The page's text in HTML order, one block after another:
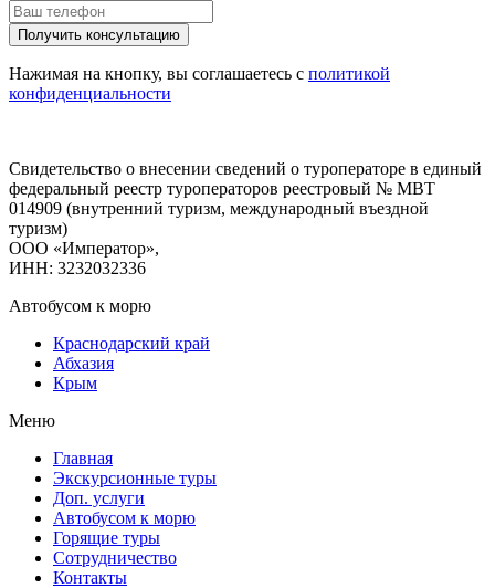
Нажимая на кнопку, вы соглашаетесь с политикой
конфиденциальности
Свидетельство о внесении сведений о туроператоре в единый
федеральный реестр туроператоров реестровый № МВТ
014909 (внутренний туризм, международный въездной
туризм)
ООО «Император»,
ИНН: 3232032336
Автобусом к морю
Краснодарский край
Абхазия
Крым
Меню
Главная
Экскурсионные туры
Доп. услуги
Автобусом к морю
Горящие туры
Сотрудничество
Контакты